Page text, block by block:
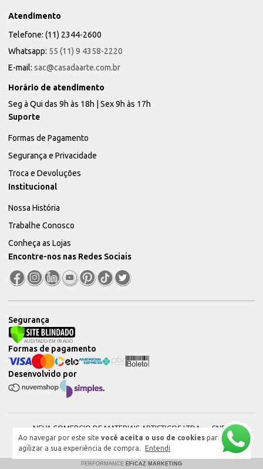
Ao navegar por este site você aceita o uso de cookies para
agilizar a sua experiência de compra.
Entendi
Atendimento
Telefone: (11) 2344-2600
Whatsapp: 55 (11) 9 4358-2220
E-mail: sac@casadaarte.com.br
Horário de atendimento
Seg à Qui das 9h às 18h | Sex 9h às 17h
Suporte
Formas de Pagamento
Segurança e Privacidade
Troca e Devoluções
Institucional
Nossa História
Trabalhe Conosco
Conheça as Lojas
Encontre-nos nas Redes Sociais
Segurança
Desenvolvido por
Formas de pagamento
NEVA COMERCIO DE MATERIAIS ARTISTICOS LTDA — CNPJ:
51604544000101 © 2026. Todos os direitos reservados.